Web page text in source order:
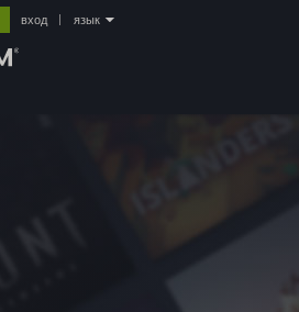
вход язык